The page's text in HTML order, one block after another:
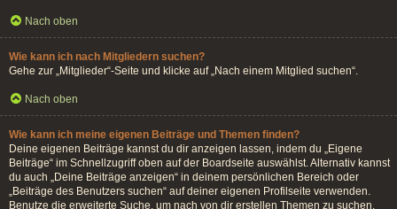
Nach oben
Wie kann ich nach Mitgliedern suchen?
Gehe zur „Mitglieder“-Seite und klicke auf „Nach einem Mitglied suchen“.
Nach oben
Wie kann ich meine eigenen Beiträge und Themen finden?
Deine eigenen Beiträge kannst du dir anzeigen lassen, indem du „Eigene
Beiträge“ im Schnellzugriff oben auf der Boardseite auswählst. Alternativ kannst
du auch „Deine Beiträge anzeigen“ in deinem persönlichen Bereich oder
„Beiträge des Benutzers suchen“ auf deiner eigenen Profilseite verwenden.
Benutze die erweiterte Suche, um nach von dir erstellen Themen zu suchen.